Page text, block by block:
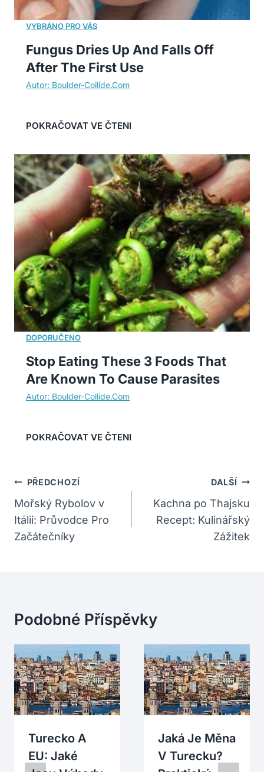
Fungus Dries Up And Falls Off
After The First Use
Stop Eating These 3 Foods That
Are Known To Cause Parasites
Navigace
Pro
Příspěvek
PŘEDCHOZÍ
Mořský Rybolov v
Itálii: Průvodce Pro
Začátečníky
DALŠÍ
Kachna po Thajsku
Recept: Kulinářský
Zážitek
Podobné Příspěvky
Turecko A
EU: Jaké
Jaká Je Měna
V Turecku?